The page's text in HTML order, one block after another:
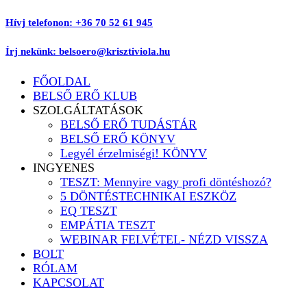
Ugrás
tartalomhoz
Hívj telefonon: +36 70 52 61 945
Írj nekünk: belsoero@krisztiviola.hu
FŐOLDAL
BELSŐ ERŐ KLUB
SZOLGÁLTATÁSOK
BELSŐ ERŐ TUDÁSTÁR
BELSŐ ERŐ KÖNYV
Legyél érzelmiségi! KÖNYV
INGYENES
TESZT: Mennyire vagy profi döntéshozó?
5 DÖNTÉSTECHNIKAI ESZKÖZ
EQ TESZT
EMPÁTIA TESZT
WEBINAR FELVÉTEL- NÉZD VISSZA
BOLT
RÓLAM
KAPCSOLAT